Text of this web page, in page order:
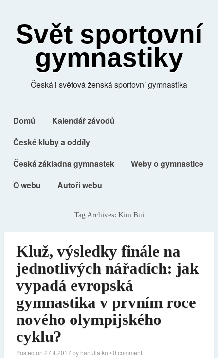
Svět sportovní
gymnastiky
Česká i světová ženská sportovní gymnastika
Domů
Kalendář závodů
České kluby a oddíly
Česká základna gymnastek
Weby o gymnastice
O webu
Autoři webu
Tag Archives: Kim Bui
Kluž, výsledky finále na
jednotlivých nářadích: jak
vypadá evropská
gymnastika v prvním roce
nového olympijského
cyklu?
Posted on 27.4.2017by hanuliatko •0 comment